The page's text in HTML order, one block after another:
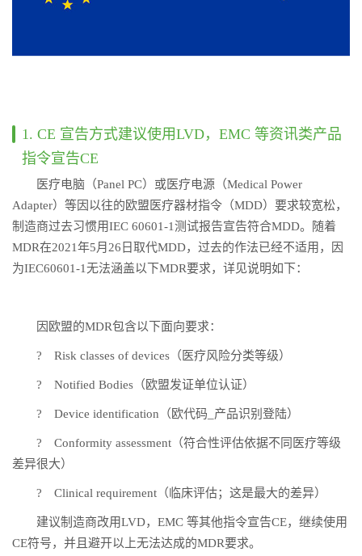
1. CE 宣告方式建议使用LVD，EMC 等资讯类产品
指令宣告CE
医疗电脑（Panel PC）或医疗电源（Medical Power
Adapter）等因以往的欧盟医疗器材指令（MDD）要求较宽松，
制造商过去习惯用IEC 60601-1测试报告宣告符合MDD。随着
MDR在2021年5月26日取代MDD，过去的作法已经不适用，因
为IEC60601-1无法涵盖以下MDR要求，详见说明如下：
因欧盟的MDR包含以下面向要求：
? Risk classes of devices（医疗风险分类等级）
? Notified Bodies（欧盟发证单位认证）
? Device identification（欧代码_产品识别登陆）
? Conformity assessment（符合性评估依据不同医疗等级
差异很大）
? Clinical requirement（临床评估；这是最大的差异）
建议制造商改用LVD，EMC 等其他指令宣告CE，继续使用
CE符号，并且避开以上无法达成的MDR要求。